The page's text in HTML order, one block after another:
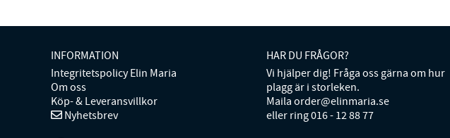
INFORMATION
Integritetspolicy Elin Maria
Om oss
Köp- & Leveransvillkor
Nyhetsbrev
HAR DU FRÅGOR?
Vi hjälper dig! Fråga oss gärna om hur
plagg är i storleken.
Maila order@elinmaria.se
eller ring 016 - 12 88 77